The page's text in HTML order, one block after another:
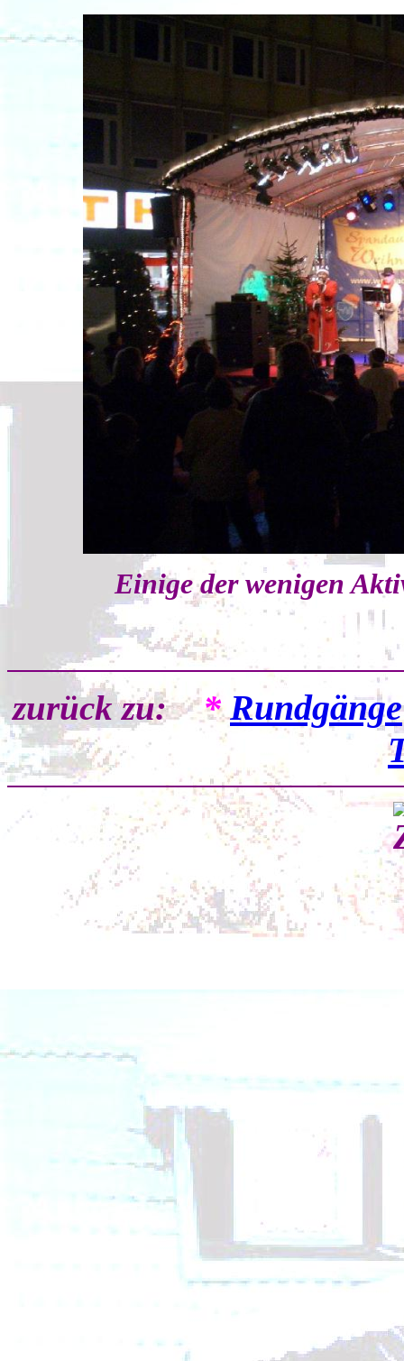
Einige der wenigen
zurück zu:*Rundgänge